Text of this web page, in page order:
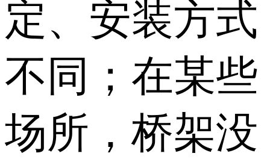
定、安装方式
不同；在某些
场所，桥架没